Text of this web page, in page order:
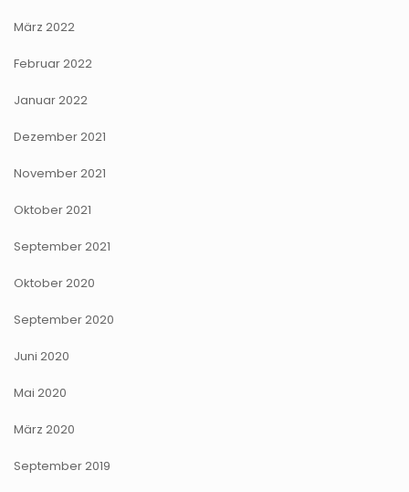
März 2022
Februar 2022
Januar 2022
Dezember 2021
November 2021
Oktober 2021
September 2021
Oktober 2020
September 2020
Juni 2020
Mai 2020
März 2020
September 2019